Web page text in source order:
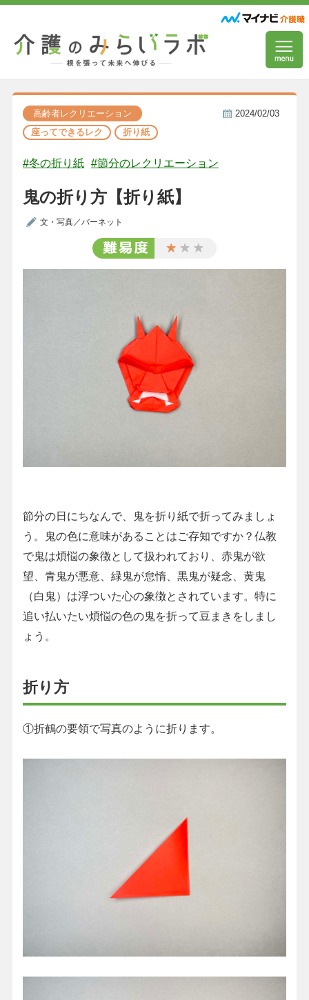
高齢者レクリエーション
座ってできるレク
折り紙
2024/02/03
#冬の折り紙 #節分のレクリエーション
鬼の折り方【折り紙】
文・写真／バーネット
節分の日にちなんで、鬼を折り紙で折ってみましょ
う。鬼の色に意味があることはご存知ですか？仏教
で鬼は煩悩の象徴として扱われており、赤鬼が欲
望、青鬼が悪意、緑鬼が怠惰、黒鬼が疑念、黄鬼
（白鬼）は浮ついた心の象徴とされています。特に
追い払いたい煩悩の色の鬼を折って豆まきをしまし
ょう。
折り方
①折鶴の要領で写真のように折ります。